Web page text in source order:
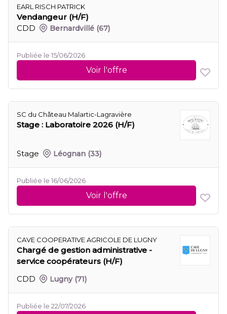
EARL RISCH PATRICK
Vendangeur (H/F)
CDD
Bernardvillé (67)
Publiée le 15/06/2026
Voir l'offre
SC du Château Malartic-Lagravière
Stage : Laboratoire 2026 (H/F)
Stage Léognan (33)
Publiée le 16/06/2026
Voir l'offre
CAVE COOPERATIVE AGRICOLE DE LUGNY
Chargé de gestion administrative -
service coopérateurs (H/F)
CDD
Lugny (71)
Publiée le 22/07/2026